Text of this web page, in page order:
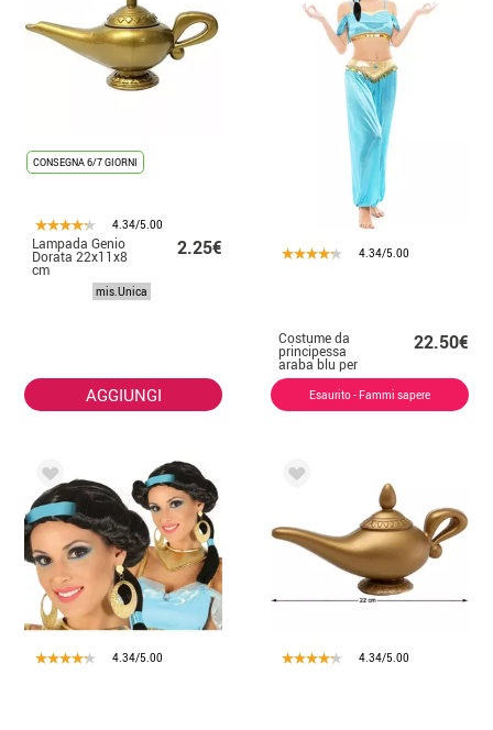
CONSEGNA 6/7 GIORNI
4.34/5.00
Lampada Genio
Dorata 22x11x8
cm
2.25€
mis.Unica
AGGIUNGI
4.34/5.00
Costume da
principessa
araba blu per
donna
22.50€
Esaurito - Fammi sapere
4.34/5.00 4.34/5.00